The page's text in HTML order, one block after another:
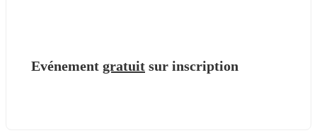
Evénement gratuit sur inscription